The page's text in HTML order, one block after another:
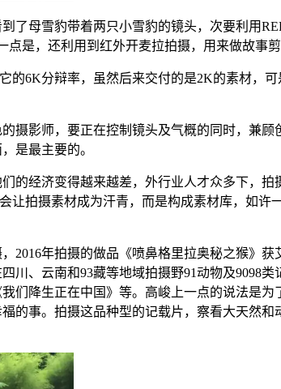
雪豹带着两只小雪豹的镜头，次要利用
是，还利用到红外开麦拉拍摄，用来做故事剪
6K分辩率，虽然后来交付的是2K的素材，可
影师，要正在控制镜头及气概的同时，兼顾
是最主要的。
经济变得越来越差，外行业人才众多下，拍
拍摄素材成为汗青，而是构成素材库，如许
年拍摄的做品《喷鼻格里拉奥秘之猴》获
、云南和93藏等地域拍摄野91动物及9098
们降生正在中国》等。高峻上一点的说法是
的事。拍摄这品种型的记载片，察看大天然